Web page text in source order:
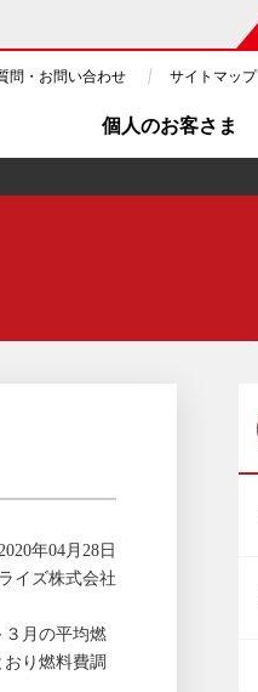
個人のお客さま
問・お問い合わせ サイトマップ
2020年04月28日
イズ株式会社
３月の平均燃
り燃料費調